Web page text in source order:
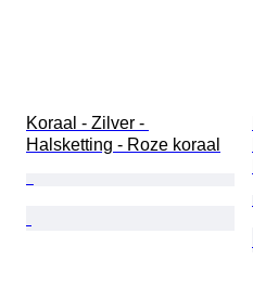
Koraal - Zilver -
Halsketting - Roze koraal